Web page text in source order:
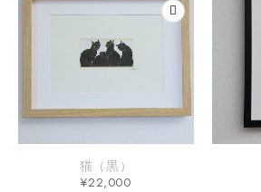
猫（黒）
¥22,000